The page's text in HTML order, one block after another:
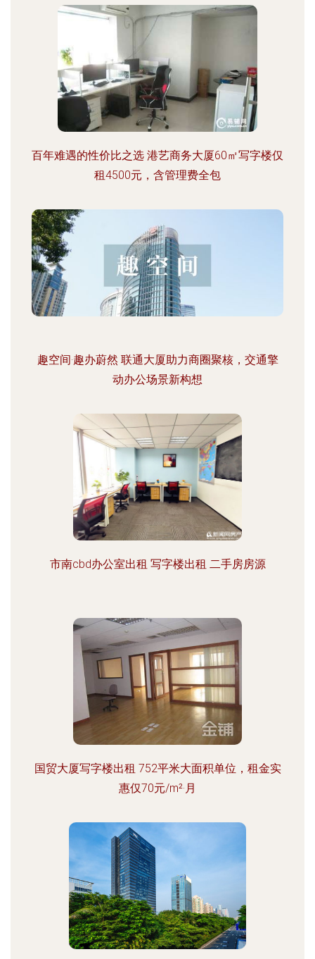
百年难遇的性价比之选 港艺商务大厦60㎡写字楼仅
租4500元，含管理费全包
趣空间·趣办蔚然 联通大厦助力商圈聚核，交通擎
动办公场景新构想
市南cbd办公室出租 写字楼出租 二手房房源
国贸大厦写字楼出租 752平米大面积单位，租金实
惠仅70元/m²·月